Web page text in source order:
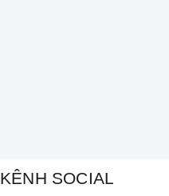
KÊNH SOCIAL